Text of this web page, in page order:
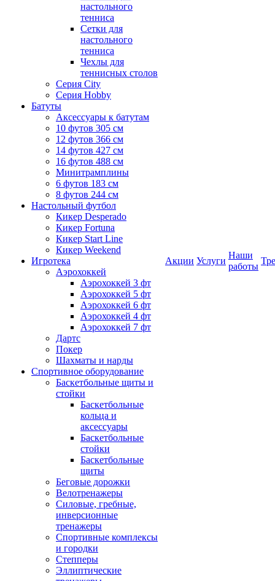
настольного
тенниса
Сетки для
настольного
тенниса
Чехлы для
теннисных столов
Серия City
Серия Hobby
Батуты
Аксессуары к батутам
10 футов 305 см
12 футов 366 см
14 футов 427 см
16 футов 488 см
Минитрамплины
6 футов 183 см
8 футов 244 см
Настольный футбол
Кикер Desperado
Кикер Fortuna
Кикер Start Line
Кикер Weekend
Игротека
Аэрохоккей
Аэрохоккей 3 фт
Аэрохоккей 5 фт
Аэрохоккей 6 фт
Аэрохоккей 4 фт
Аэрохоккей 7 фт
Дартс
Покер
Шахматы и нарды
Спортивное оборудование
Баскетбольные щиты и
стойки
Баскетбольные
кольца и
аксессуары
Баскетбольные
стойки
Баскетбольные
щиты
Беговые дорожки
Велотренажеры
Силовые, гребные,
инверсионные
тренажеры
Спортивные комплексы
и городки
Степперы
Эллиптические
Акции Услуги
Наши
работы